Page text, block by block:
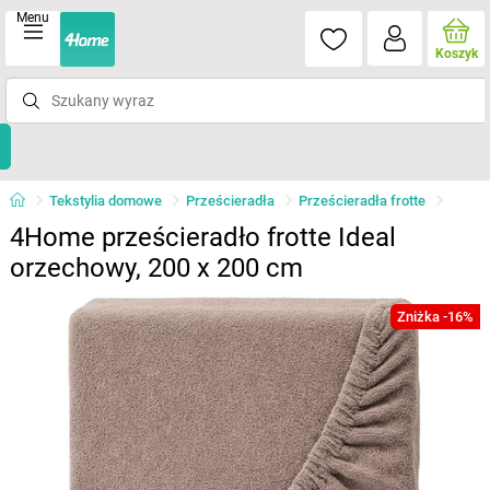
Menu
Koszyk
Tekstylia domowe Prześcieradła Prześcieradła frotte
4Home prześcieradło frotte Ideal
orzechowy, 200 x 200 cm
Zniżka -16%